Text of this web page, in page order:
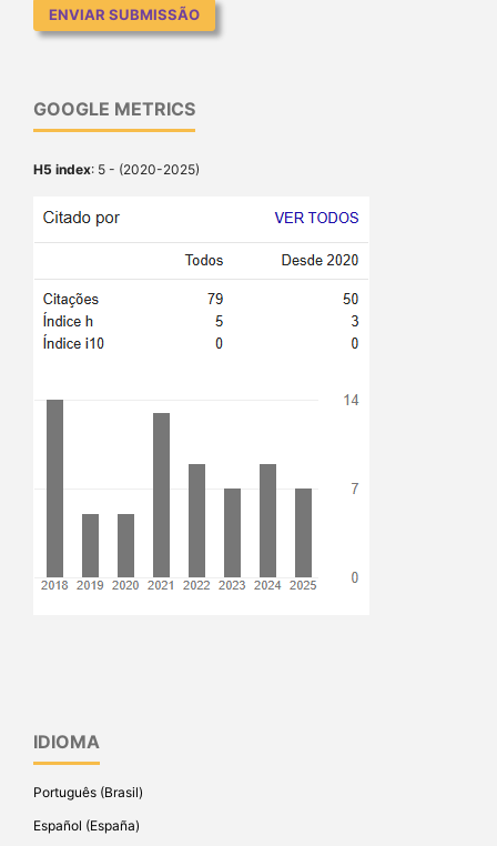
ENVIAR SUBMISSÃO
GOOGLE METRICS
H5 index: 5 - (2020-2025)
IDIOMA
Português (Brasil)
Español (España)